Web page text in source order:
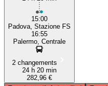
15:00
Padova, Stazione FS
16:55
Palermo, Centrale
2 changements
24 h 20 min
282,96 €